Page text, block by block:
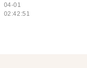
04-01
02:42:51